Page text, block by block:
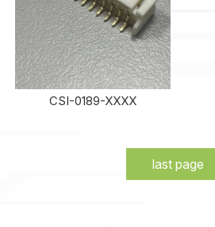
CSI-0189-XXXX
last page